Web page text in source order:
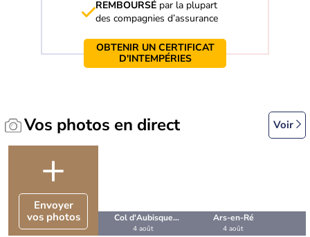
REMBOURSÉ par la plupart
des compagnies d’assurance
OBTENIR UN CERTIFICAT
D'INTEMPÉRIES
Vos photos en direct Voir
+
Envoyer
vos photos
Col d'Aubisque
(Pyrénées-
4 août
Ars-en-Ré
4 août